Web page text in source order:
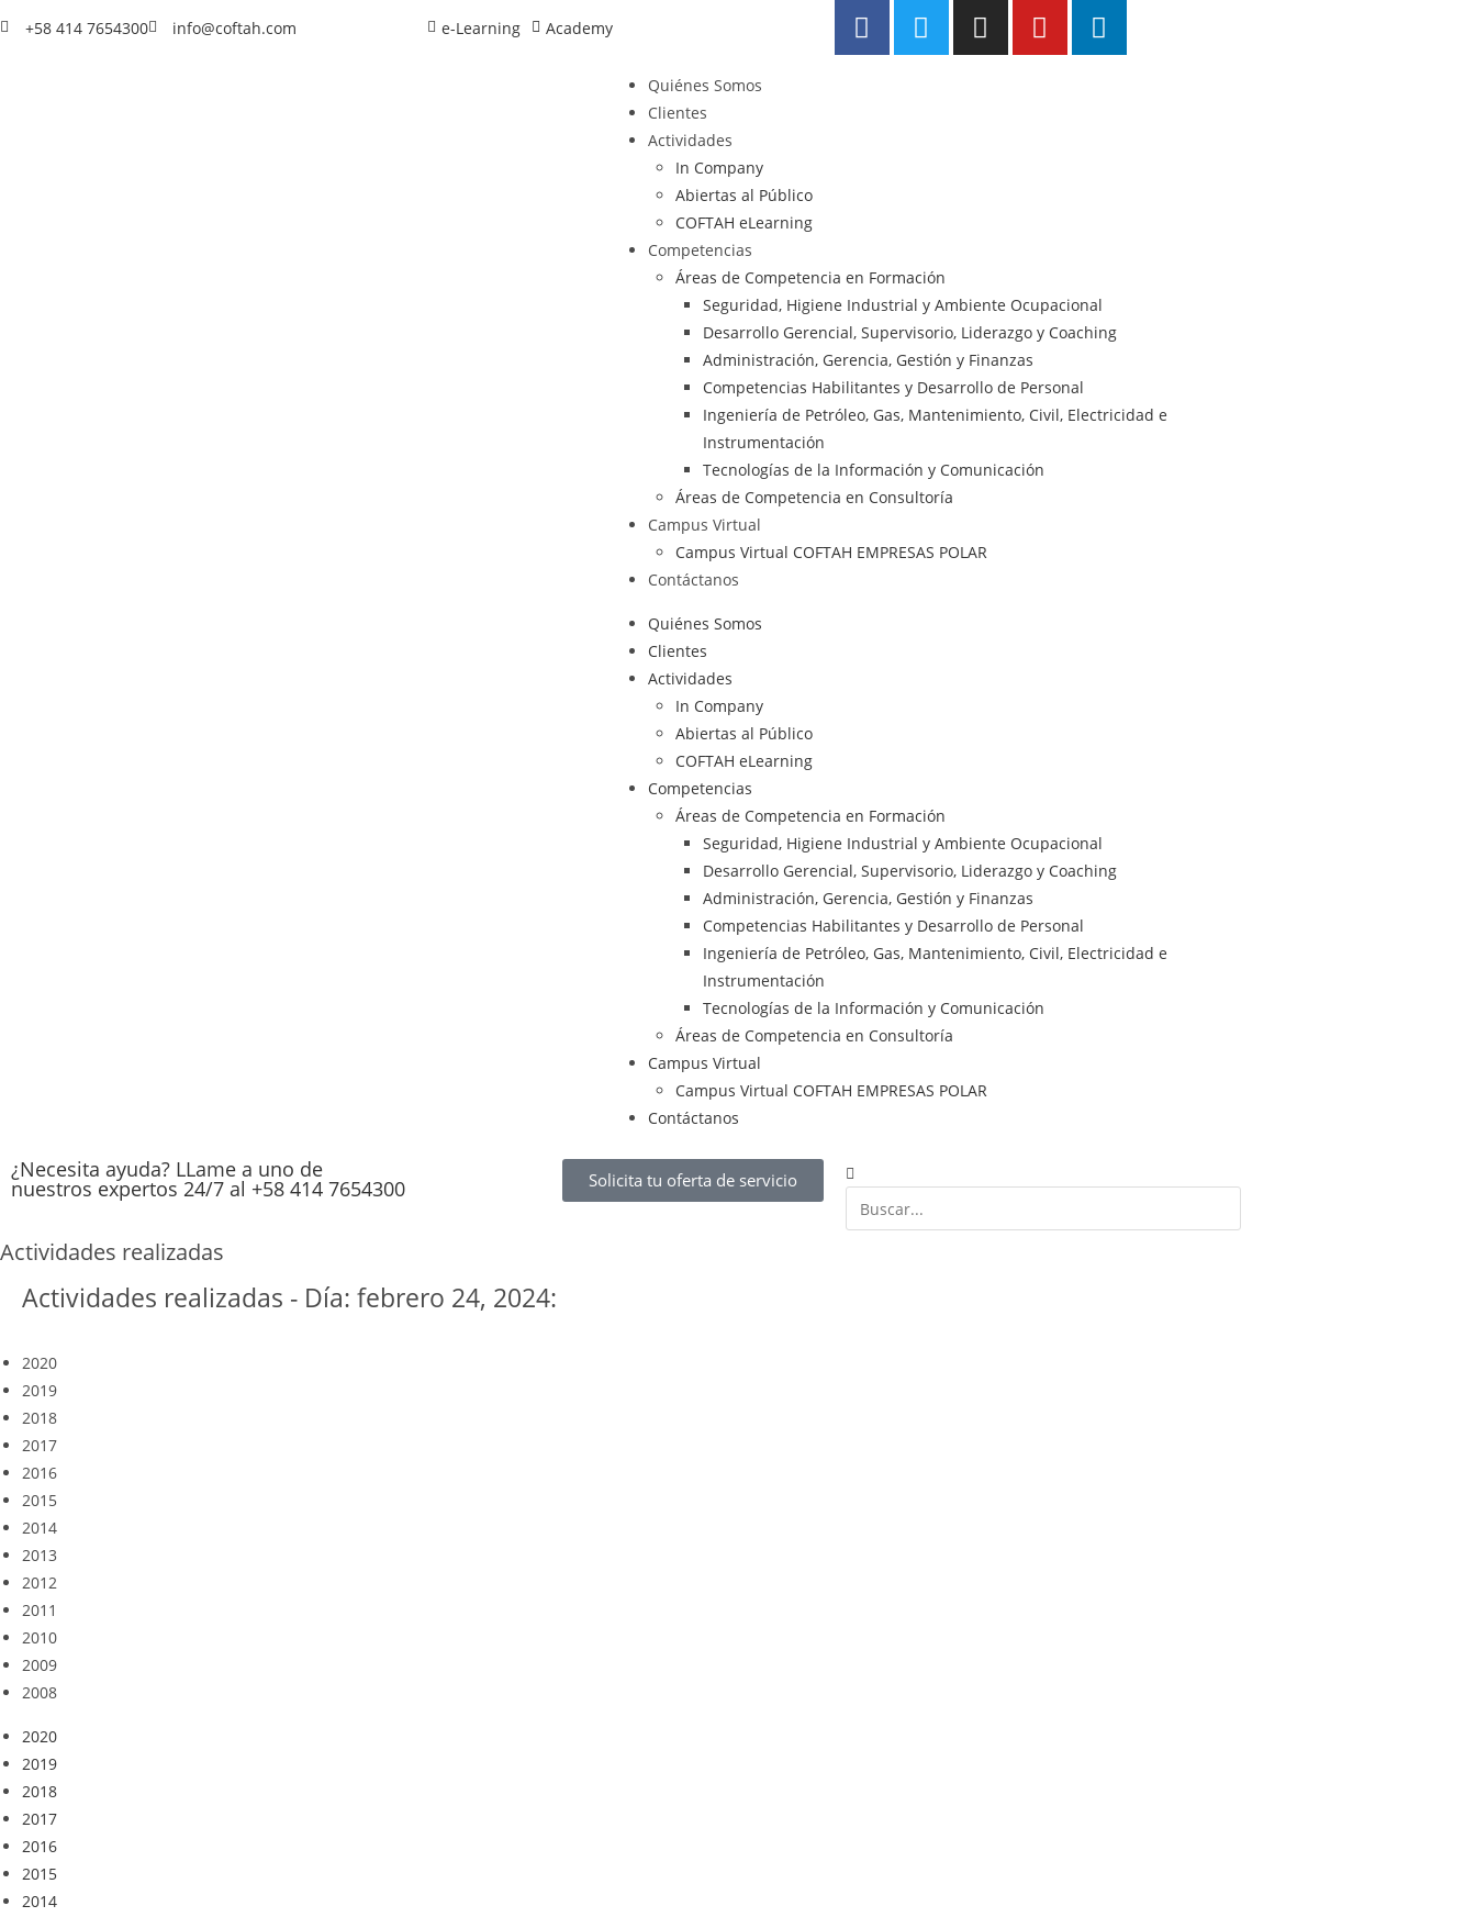
+58 414 7654300 info@coftah.com e-Learning Academy
Quiénes Somos
Clientes
Actividades
In Company
Abiertas al Público
COFTAH eLearning
Competencias
Áreas de Competencia en Formación
Seguridad, Higiene Industrial y Ambiente Ocupacional
Desarrollo Gerencial, Supervisorio, Liderazgo y Coaching
Administración, Gerencia, Gestión y Finanzas
Competencias Habilitantes y Desarrollo de Personal
Ingeniería de Petróleo, Gas, Mantenimiento, Civil, Electricidad e
Instrumentación
Tecnologías de la Información y Comunicación
Áreas de Competencia en Consultoría
Campus Virtual
Campus Virtual COFTAH EMPRESAS POLAR
Contáctanos
Quiénes Somos
Clientes
Actividades
In Company
Abiertas al Público
COFTAH eLearning
Competencias
Áreas de Competencia en Formación
Seguridad, Higiene Industrial y Ambiente Ocupacional
Desarrollo Gerencial, Supervisorio, Liderazgo y Coaching
Administración, Gerencia, Gestión y Finanzas
Competencias Habilitantes y Desarrollo de Personal
Ingeniería de Petróleo, Gas, Mantenimiento, Civil, Electricidad e
Instrumentación
Tecnologías de la Información y Comunicación
Áreas de Competencia en Consultoría
Campus Virtual
Campus Virtual COFTAH EMPRESAS POLAR
Contáctanos
¿Necesita ayuda? LLame a uno de
nuestros expertos 24/7 al +58 414 7654300 Solicita tu oferta de servicio
Actividades realizadas
Actividades realizadas - Día: febrero 24, 2024:
2020
2019
2018
2017
2016
2015
2014
2013
2012
2011
2010
2009
2008
2020
2019
2018
2017
2016
2015
2014